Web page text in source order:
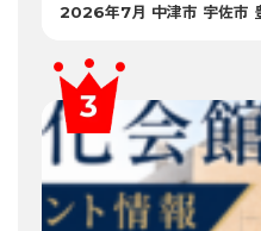
2026年7月 中津市 宇佐市